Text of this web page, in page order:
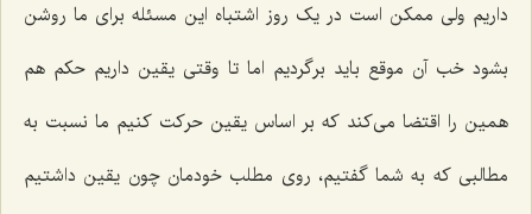
داریم ولی ممکن است در یک روز اشتباه این مسئله برای ما روشن
بشود خب آن موقع باید برگردیم اما تا وقتی یقین داریم حکم هم
همین را اقتضا می‌کند که بر اساس یقین حرکت کنیم ما نسبت به
مطالبی که به شما گفتیم، روی مطلب خودمان چون یقین داشتیم